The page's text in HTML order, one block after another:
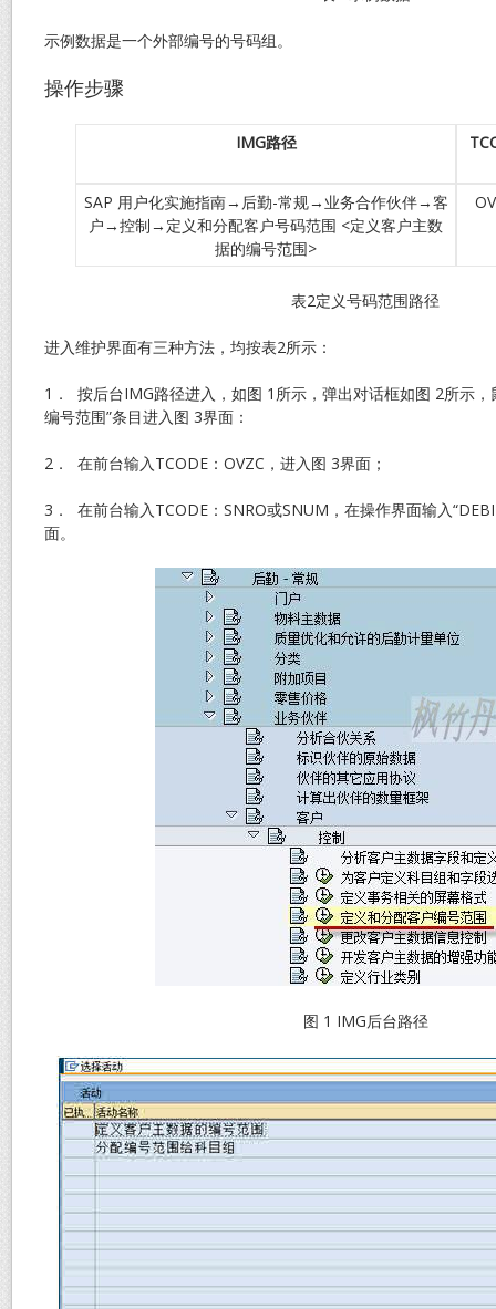
示例数据是一个外部编号的号码组。
操作步骤
IMG路径
SAP 用户化实施指南→后勤-常规→业务合作伙伴→客
户→控制→定义和分配客户号码范围 <定义客户主数
据的编号范围>
表2定义号码范围路径
进入维护界面有三种方法，均按表2所示：
1． 按后台IMG路径进入，如图 1所示，弹出对话框如图 2所示，
编号范围”条目进入图 3界面：
2． 在前台输入TCODE：OVZC，进入图 3界面；
3． 在前台输入TCODE：SNRO或SNUM，在操作界面输入
面。
图 1 IMG后台路径